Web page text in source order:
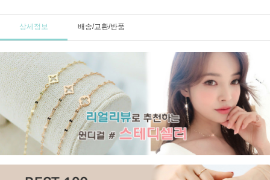
상세정보 배송/교환/반품